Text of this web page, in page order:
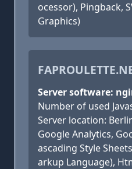
ocessor), Pingback,
Graphics)
Server software:
Number of used
Server location:
Google Analytics,
ascading Style
arkup Language),